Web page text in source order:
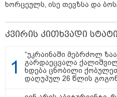
ხორცეულს, ისე თევზსა და
კვირის კითხვადი
“უკრაინაში მებრძოლ
გარდაეცვალა
ხდება ცნობილი
დაღუპულ 26 წლის